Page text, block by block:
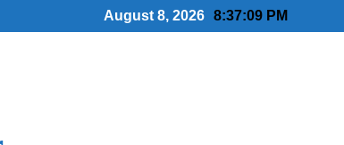
August 8, 2026 8:37:11 PM